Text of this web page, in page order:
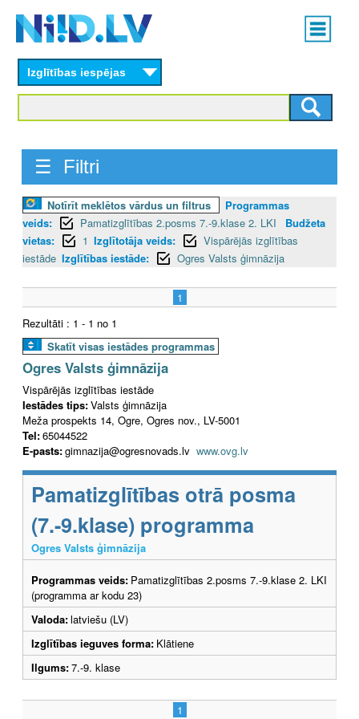
content
Main
menu
Izglītības iespējas
☰ Filtri
Notīrīt meklētos vārdus un filtrus
Programmas
veids:
Pamatizglītības 2.posms 7.-9.klase 2. LKI
Budžeta
vietas:
1 Izglītotāja veids:
Vispārējās izglītības
iestāde Izglītības iestāde: Ogres Valsts ģimnāzija
1
Rezultāti : 1 - 1 no 1
Skatīt visas iestādes programmas
Ogres Valsts ģimnāzija
Vispārējās izglītības iestāde
Iestādes tips:Valsts ģimnāzija
Meža prospekts 14, Ogre, Ogres nov., LV-5001
Tel:65044522
E-pasts:gimnazija@ogresnovads.lv www.ovg.lv
Pamatizglītības otrā posma
(7.-9.klase) programma
Ogres Valsts ģimnāzija
Programmas veids: Pamatizglītības 2.posms 7.-9.klase 2. LKI
(programma ar kodu 23)
Valoda:latviešu (LV)
Izglītības ieguves forma: Klātiene
Ilgums:7.-9. klase
1